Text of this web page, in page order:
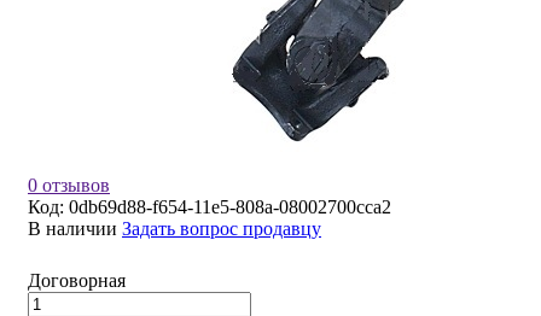
0 отзывов
Код: 0db69d88-f654-11e5-808a-08002700cca2
В наличии Задать вопрос продавцу
Договорная